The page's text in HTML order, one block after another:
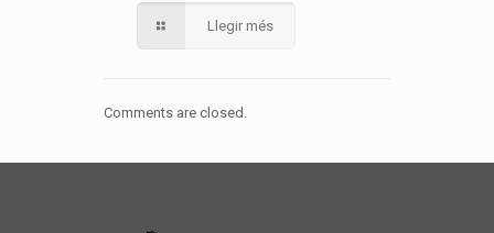
Llegir més
Comments are closed.